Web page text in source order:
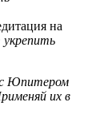
на
с Юпитером
их в